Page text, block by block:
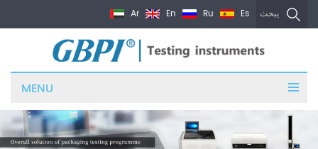
يبحث Ar En Ru Es
MENU